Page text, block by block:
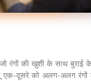
जो रंगों की खुशी के साथ बुराई
एक-दूसरे को अलग-अलग रंगों